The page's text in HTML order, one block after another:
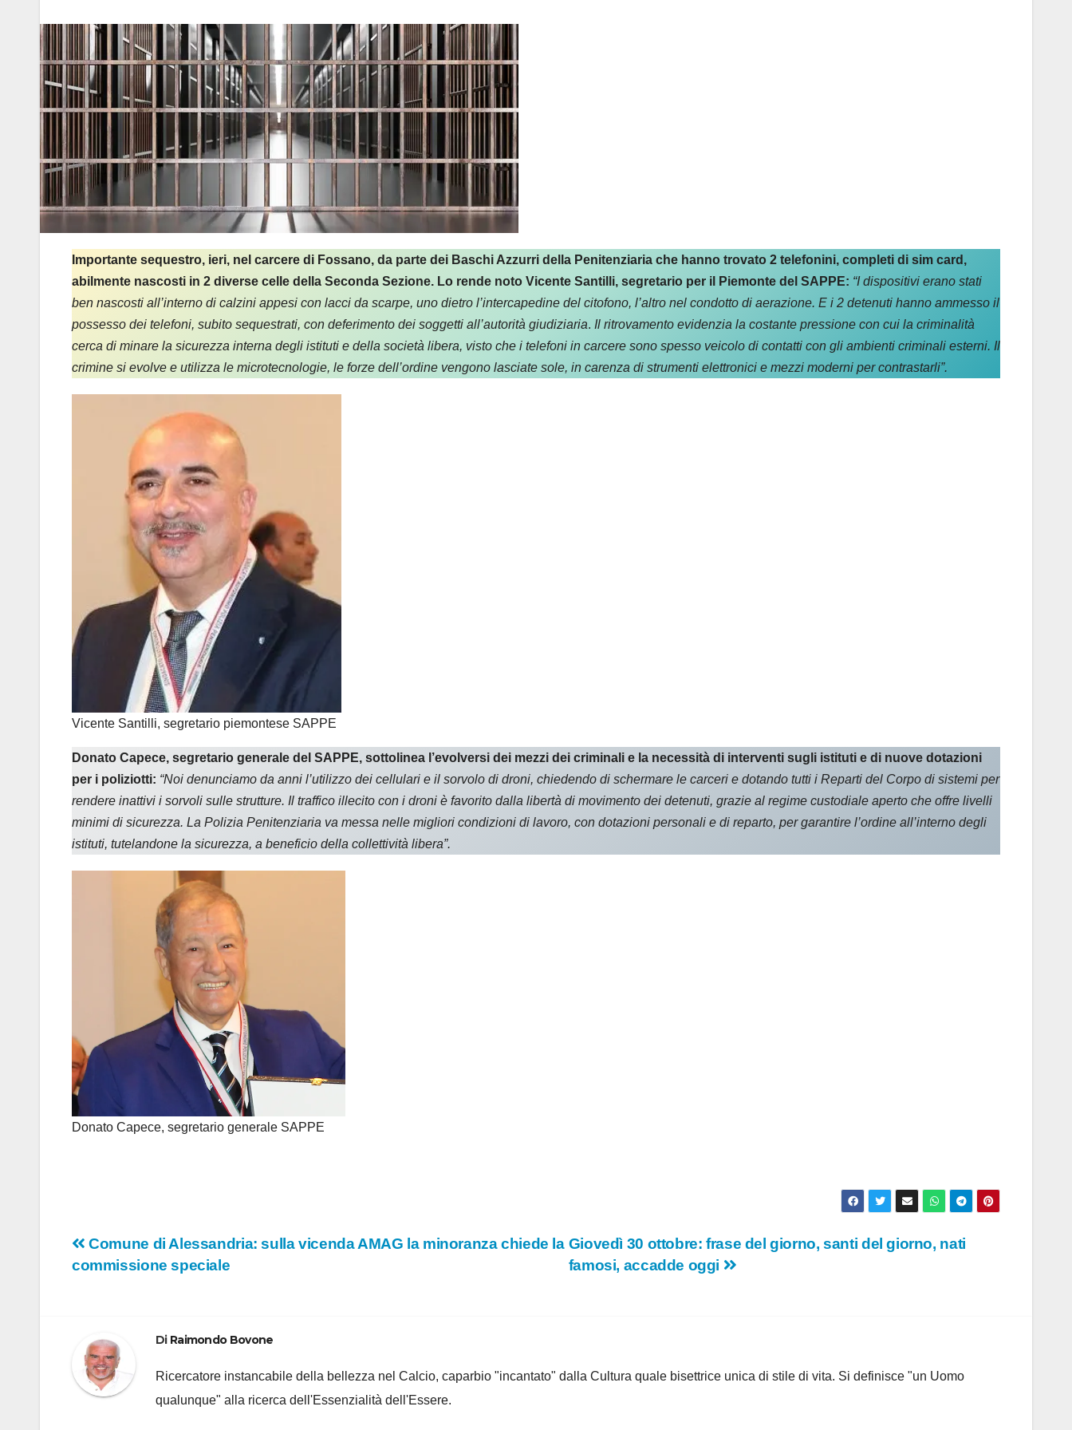
Importante sequestro, ieri, nel carcere di Fossano, da parte dei Baschi Azzurri della Penitenziaria che hanno trovato 2 telefonini, completi di sim card,
abilmente nascosti in 2 diverse celle della Seconda Sezione. Lo rende noto Vicente Santilli, segretario per il Piemonte del SAPPE: “I dispositivi erano stati
ben nascosti all’interno di calzini appesi con lacci da scarpe, uno dietro l’intercapedine del citofono, l’altro nel condotto di aerazione. E i 2 detenuti hanno ammesso il
possesso dei telefoni, subito sequestrati, con deferimento dei soggetti all’autorità giudiziaria. Il ritrovamento evidenzia la costante pressione con cui la criminalità
cerca di minare la sicurezza interna degli istituti e della società libera, visto che i telefoni in carcere sono spesso veicolo di contatti con gli ambienti criminali esterni. Il
crimine si evolve e utilizza le microtecnologie, le forze dell’ordine vengono lasciate sole, in carenza di strumenti elettronici e mezzi moderni per contrastarli”.
Vicente Santilli, segretario piemontese SAPPE
Donato Capece, segretario generale del SAPPE, sottolinea l’evolversi dei mezzi dei criminali e la necessità di interventi sugli istituti e di nuove dotazioni
per i poliziotti: “Noi denunciamo da anni l’utilizzo dei cellulari e il sorvolo di droni, chiedendo di schermare le carceri e dotando tutti i Reparti del Corpo di sistemi per
rendere inattivi i sorvoli sulle strutture. Il traffico illecito con i droni è favorito dalla libertà di movimento dei detenuti, grazie al regime custodiale aperto che offre livelli
minimi di sicurezza. La Polizia Penitenziaria va messa nelle migliori condizioni di lavoro, con dotazioni personali e di reparto, per garantire l’ordine all’interno degli
istituti, tutelandone la sicurezza, a beneficio della collettività libera”.
Donato Capece, segretario generale SAPPE
Navigazione
Giovedì 30 ottobre: frase del giorno, santi del giorno, nati
famosi, accadde oggi
Comune di Alessandria: sulla vicenda AMAG la minoranza chiede la
commissione speciale
Di Raimondo Bovone
Ricercatore instancabile della bellezza nel Calcio, caparbio "incantato" dalla Cultura quale bisettrice unica di stile di vita. Si definisce "un Uomo
qualunque" alla ricerca dell'Essenzialità dell'Essere.